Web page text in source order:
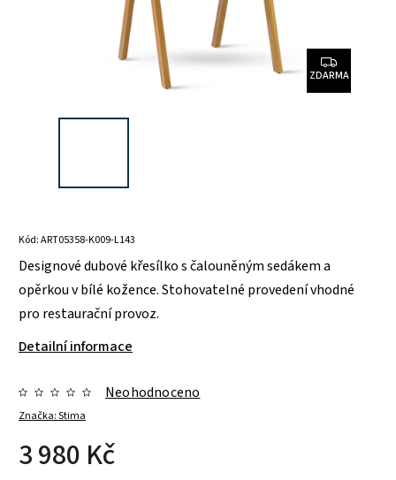
ZDARMA
Kód:ART05358-K009-L143
Designové dubové křesílko s čalouněným sedákem a
opěrkou v bílé kožence. Stohovatelné provedení vhodné
pro restaurační provoz.
Detailní informace
Značka:Stima
Neohodnoceno
3 980 Kč